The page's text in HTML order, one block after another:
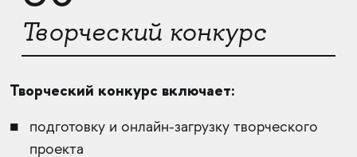
Творческий конкурс
Творческий конкурс включает:
подготовку и онлайн-загрузку творческого
проекта